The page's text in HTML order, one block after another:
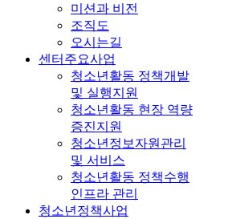
미션과 비전
조직도
오시는길
센터주요사업
청소년활동 정책개발
및 실행지원
청소년활동 현장 역량
증진지원
청소년정보자원관리
및 서비스
청소년활동 정책수행
인프라 관리
청소년정책사업